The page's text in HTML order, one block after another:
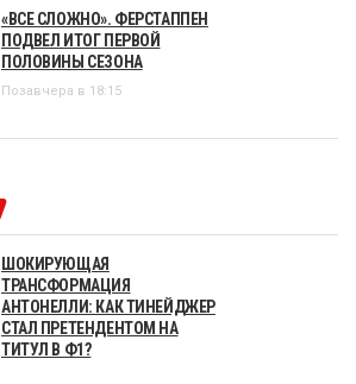
«ВСЕ СЛОЖНО». ФЕРСТАППЕН
ПОДВЕЛ ИТОГ ПЕРВОЙ
ПОЛОВИНЫ СЕЗОНА
Позавчера в 18:15
ШОКИРУЮЩАЯ
ТРАНСФОРМАЦИЯ
АНТОНЕЛЛИ: КАК ТИНЕЙДЖЕР
СТАЛ ПРЕТЕНДЕНТОМ НА
ТИТУЛ В Ф1?